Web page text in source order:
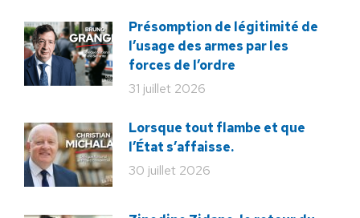
Présomption de légitimité de
l’usage des armes par les
forces de l’ordre
31 juillet 2026
Lorsque tout flambe et que
l’État s’affaisse.
30 juillet 2026